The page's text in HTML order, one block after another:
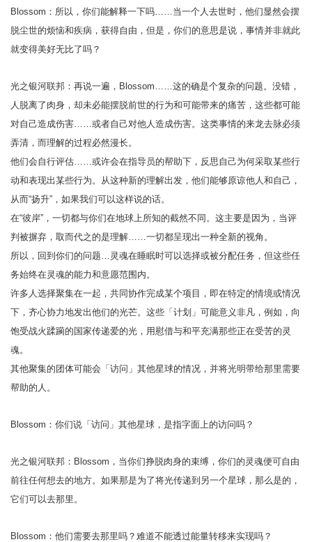
Blossom：所以，你们能解释一下吗……当一个人去世时，他们显然会摆
脱尘世的烦恼和疾病，获得自由，但是，你们的意思是说，事情并非就此
就变得美好无比了吗？
光之银河联邦：再说一遍，Blossom……这的确是个复杂的问题。没错，
人脱离了肉身，却未必能摆脱前世的行为和可能带来的痛苦，这些都可能
对自己造成伤害……或者自己对他人造成伤害。这类事情的来龙去脉必须
弄清，而理解的过程必然漫长。
他们会自行评估……或许会在指导员的帮助下，反思自己为何采取某些行
动和表现出某些行为。从这种新的理解出发，他们能够原谅他人和自己，
从而“扬升”，如果我们可以这样说的话。
在“彼岸”，一切都与你们在地球上所知的截然不同。这主要是因为，当评
判被摒弃，取而代之的是理解……一切都呈现出一种全新的视角。
所以，回到你们的问题…灵魂在睡眠时可以选择或被分配任务，但这些任
务始终在灵魂的能力和意愿范围内。
许多人选择聚集在一起，共同协作完成某个项目，即在特定的情境或情况
下，齐心协力地发出他们的光芒。这些「计划」可能意义非凡，例如，向
饱受战火蹂躏的国家传递爱的光，用慰借与和平充满那些正在受苦的灵
魂。
其他聚集的团体可能会「访问」其他星球的情况，并将光明带给那里需要
帮助的人。
Blossom：你们说「访问」其他星球，是指字面上的访问吗？
光之银河联邦：Blossom，当你们挣脱肉身的束缚，你们的灵魂便可自由
前往任何想去的地方。如果那是为了将光传递到另一个星球，那么是的，
它们可以去那里。
Blossom：他们需要去那里吗？难道不能透过能量转移来实现吗？